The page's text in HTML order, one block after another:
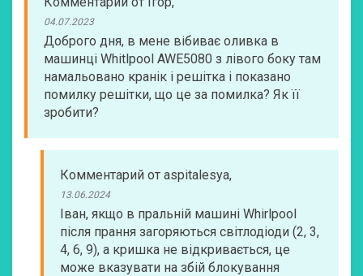
04.07.2023
Доброго дня, в мене вібиває оливка в
машинці Whitlpool AWE5080 з лівого боку там
намальовано кранік і решітка і показано
помилку решітки, що це за помилка? Як її
зробити?
Комментарий от aspitalesya,
13.06.2024
Іван, якщо в пральній машині Whirlpool
після прання загоряються світлодіоди (2, 3,
4, 6, 9), а кришка не відкривається, це
може вказувати на збій блокування